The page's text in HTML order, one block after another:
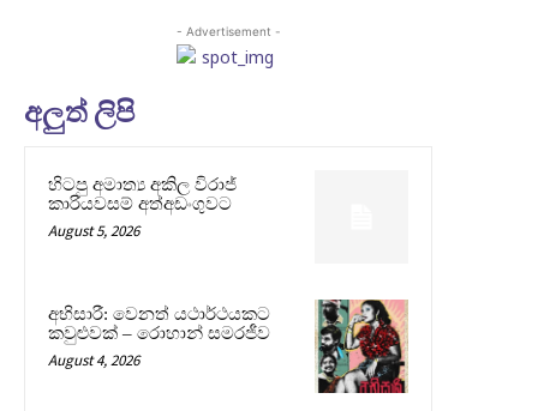
- Advertisement -
අලුත් ලිපි
හිටපු අමාත්‍ය අකිල විරාජ්
කාරියවසම් අත්අඩංගුවට
August 5, 2026
අභිසාරී: වෙනත් යථාර්ථයකට
කවුළුවක් – රොහාන් සමරජීව
August 4, 2026